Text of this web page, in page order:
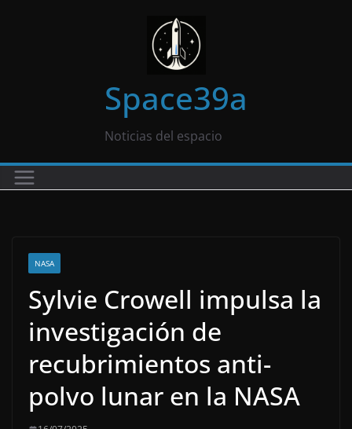
Space39a
Noticias del espacio
NASA
Sylvie Crowell impulsa la
investigación de
recubrimientos anti-
polvo lunar en la NASA